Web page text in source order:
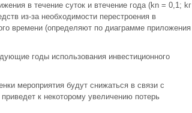
в течение суток и втечение года (kn = 0,1; kг
из-за необходимости перестроения в
времени (определяют по диаграмме приложения
годы использования инвестиционного
мероприятия будут снижаться в связи с
к некоторому увеличению потерь